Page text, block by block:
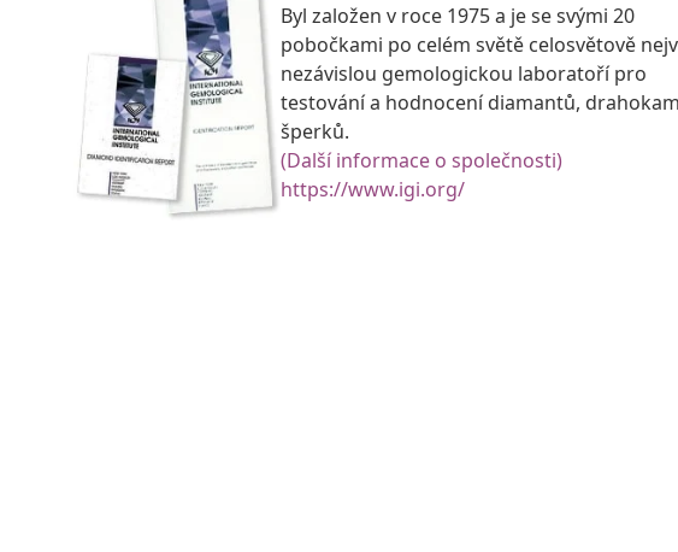
Byl založen v roce 1975 a je se svými 20
pobočkami po celém světě celosvětově
nezávislou gemologickou laboratoří pro
testování a hodnocení diamantů,
šperků.
(Další informace o společnosti)
https://www.igi.org/